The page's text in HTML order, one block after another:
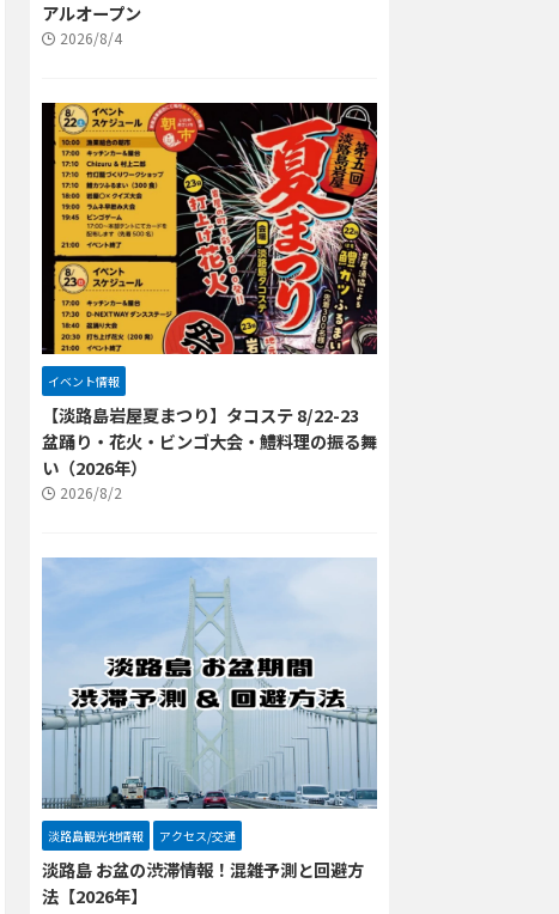
アルオープン
2026/8/4
イベント情報
【淡路島岩屋夏まつり】タコステ 8/22-23
盆踊り・花火・ビンゴ大会・鱧料理の振る舞
い（2026年）
2026/8/2
淡路島観光地情報 アクセス/交通
淡路島 お盆の渋滞情報！混雑予測と回避方
法【2026年】